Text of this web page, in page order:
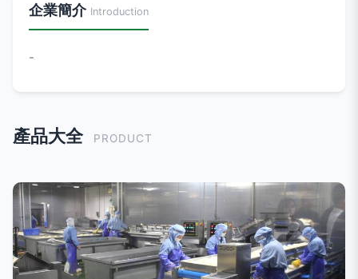
企業簡介 Introduction
-
產品大全 PRODUCT